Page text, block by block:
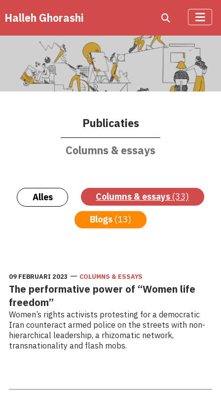
Halleh Ghorashi
Publicaties
Columns & essays
Alles Columns & essays (33)
Blogs (13)
09 FEBRUARI 2023 — COLUMNS & ESSAYS
The performative power of “Women life
freedom”
Women’s rights activists protesting for a democratic
Iran counteract armed police on the streets with non-
hierarchical leadership, a rhizomatic network,
transnationality and flash mobs.